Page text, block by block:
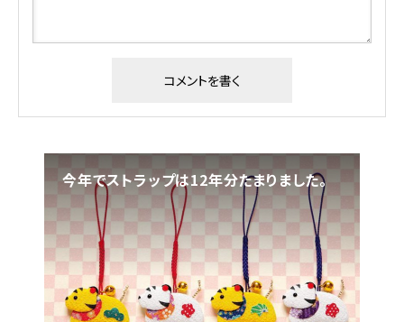
今年でストラップは12年分たまりました。